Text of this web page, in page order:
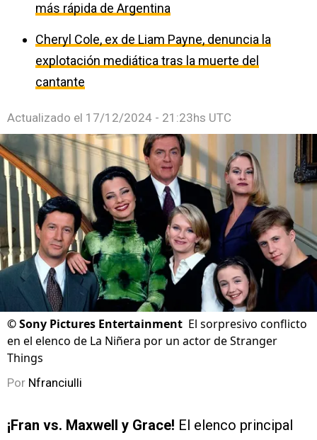
más rápida de Argentina
Cheryl Cole, ex de Liam Payne, denuncia la
explotación mediática tras la muerte del
cantante
Actualizado el 17/12/2024 - 21:23hs UTC
©Sony Pictures Entertainment El sorpresivo conflicto
en el elenco de La Niñera por un actor de Stranger
Things
Por Nfranciulli
¡Fran vs. Maxwell y Grace! El elenco principal